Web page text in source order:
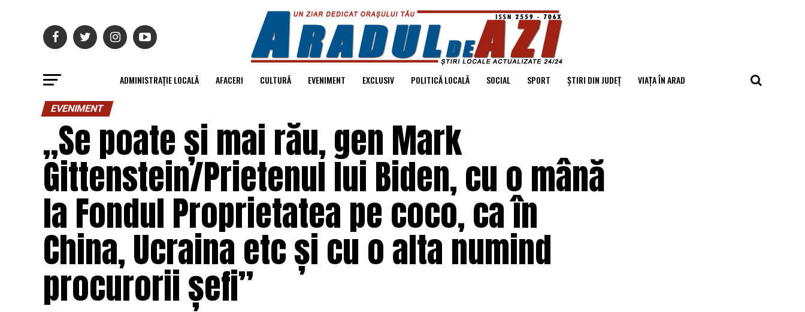
ADMINISTRAȚIE LOCALĂ AFACERI CULTURĂ EVENIMENT EXCLUSIV POLITICĂ LOCALĂ SOCIAL SPORT ȘTIRI DIN JUDEȚ VIAȚA ÎN ARAD
EVENIMENT
„Se poate și mai rău, gen Mark
Gittenstein/Prietenul lui Biden, cu o mână
la Fondul Proprietatea pe coco, ca în
China, Ucraina etc și cu o alta numind
procurorii șefi”